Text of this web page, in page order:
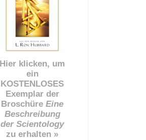
Hier klicken, um
ein
KOSTENLOSES
Exemplar der
Broschüre Eine
Beschreibung
der Scientology
zu erhalten »